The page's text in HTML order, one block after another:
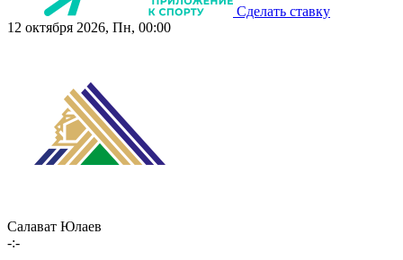
Сделать ставку
12 октября 2026, Пн, 00:00
Салават Юлаев
-:-